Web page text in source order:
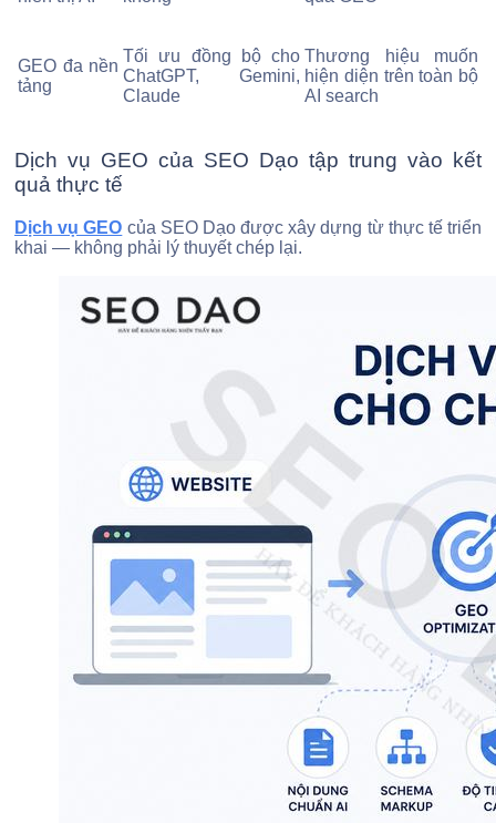
GEO đa nền
tảng
Tối ưu đồng bộ cho
ChatGPT, Gemini,
Claude
Thương hiệu muốn
hiện diện trên toàn bộ
AI search
Dịch vụ GEO của SEO Dạo tập trung vào kết
quả thực tế
Dịch vụ GEO của SEO Dạo được xây dựng từ thực tế triển
khai — không phải lý thuyết chép lại.